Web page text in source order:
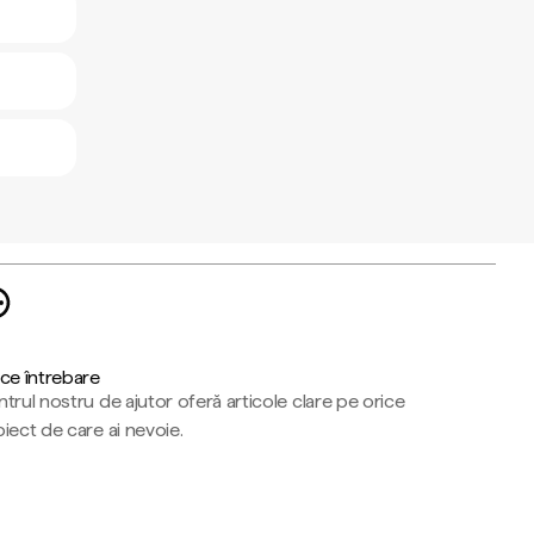
întrebare
nostru de ajutor oferă articole clare pe orice
de care ai nevoie.